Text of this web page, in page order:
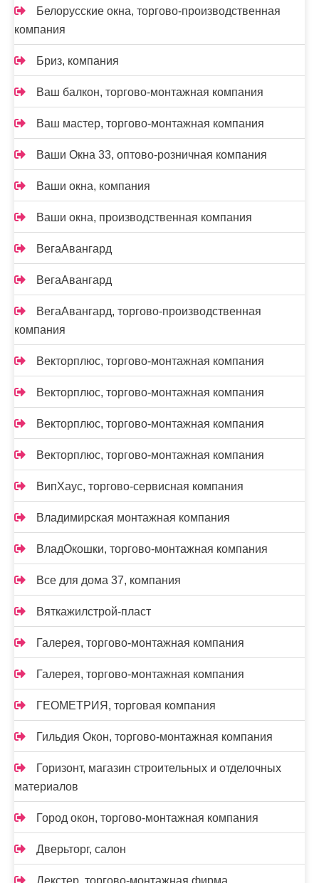
Белорусские окна, торгово-производственная
компания
Бриз, компания
Ваш балкон, торгово-монтажная компания
Ваш мастер, торгово-монтажная компания
Ваши Окна 33, оптово-розничная компания
Ваши окна, компания
Ваши окна, производственная компания
ВегаАвангард
ВегаАвангард
ВегаАвангард, торгово-производственная
компания
Векторплюс, торгово-монтажная компания
Векторплюс, торгово-монтажная компания
Векторплюс, торгово-монтажная компания
Векторплюс, торгово-монтажная компания
ВипХаус, торгово-сервисная компания
Владимирская монтажная компания
ВладОкошки, торгово-монтажная компания
Все для дома 37, компания
Вяткажилстрой-пласт
Галерея, торгово-монтажная компания
Галерея, торгово-монтажная компания
ГЕОМЕТРИЯ, торговая компания
Гильдия Окон, торгово-монтажная компания
Горизонт, магазин строительных и отделочных
материалов
Город окон, торгово-монтажная компания
Дверьторг, салон
Декстер, торгово-монтажная фирма